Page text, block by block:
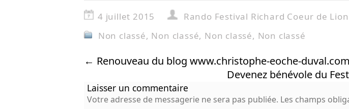
4 juillet 2015
Rando Festival Richard Coeur de Lion
Non classé, Non classé, Non classé, Non classé
← Renouveau du blog www.christophe-eoche-duval.com
Devenez bénévole du
Laisser un commentaire
Votre adresse de messagerie ne sera pas publiée. Les champs